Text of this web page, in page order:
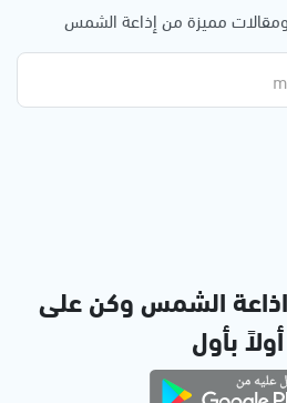
ومقالات مميزة من إذاعة الشمس
الشمس وكن على
بأول